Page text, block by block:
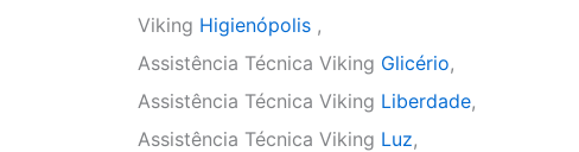
Viking Higienópolis ,
Assistência Técnica Viking Glicério,
Assistência Técnica Viking Liberdade,
Assistência Técnica Viking Luz,